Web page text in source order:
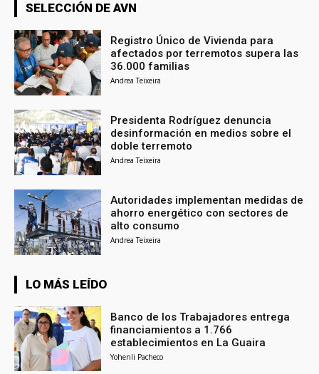
SELECCIÓN DE AVN
Registro Único de Vivienda para
afectados por terremotos supera las
36.000 familias
Andrea Teixeira
Presidenta Rodríguez denuncia
desinformación en medios sobre el
doble terremoto
Andrea Teixeira
Autoridades implementan medidas de
ahorro energético con sectores de
alto consumo
Andrea Teixeira
LO MÁS LEÍDO
Banco de los Trabajadores entrega
financiamientos a 1.766
establecimientos en La Guaira
Yohenli Pacheco